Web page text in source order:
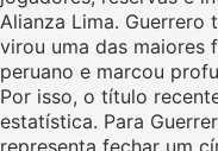
Alianza Lima. Guerrero
virou uma das maiores
peruano e marcou
Por isso, o título
estatística. Para
representa fechar um